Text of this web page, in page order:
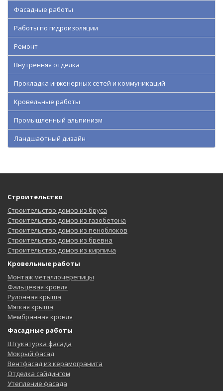
Фасадные работы
Работы по гидроизоляции
Ремонт
Внутренняя отделка
Прокладка инженерных сетей и коммуникаций
Кровельные работы
Промышленный альпинизм
Ландшафтный дизайн
Строительство
Строительство домов из бруса
Строительство домов из газобетона
Строительство домов из пеноблоков
Строительство домов из бревна
Строительство домов из кирпича
Кровельные работы
Монтаж металлочерепицы
Фальцевая кровля
Рулонная крыша
Мягкая крыша
Мембранная кровля
Фасадные работы
Штукатурка фасада
Мокрый фасад
Вентфасад из керамогранита
Отделка сайдингом
Утепление фасада